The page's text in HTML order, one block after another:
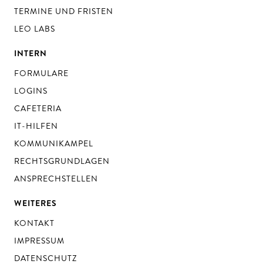
TERMINE UND FRISTEN
LEO LABS
INTERN
FORMULARE
LOGINS
CAFETERIA
IT-HILFEN
KOMMUNIKAMPEL
RECHTSGRUNDLAGEN
ANSPRECHSTELLEN
WEITERES
KONTAKT
IMPRESSUM
DATENSCHUTZ